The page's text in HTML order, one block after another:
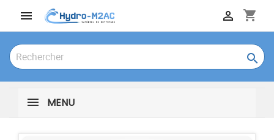
 shopping_cart


MENU